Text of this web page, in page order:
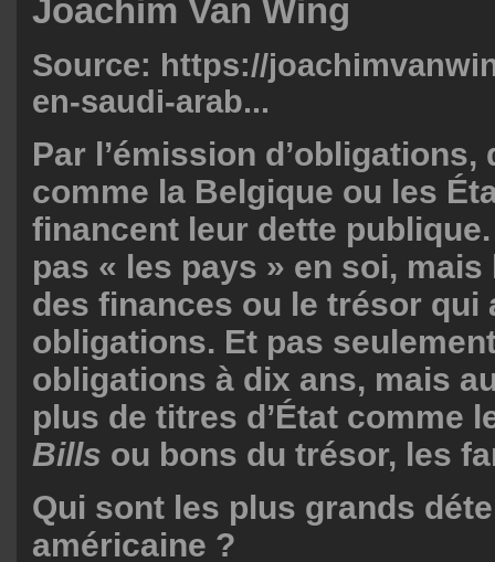
Joachim Van Wing
Source: https://
en-saudi-arab...
Par l’émission d’obligations,
comme la Belgique ou les
financent leur dette
pas « les pays » en soi,
des finances ou le trésor qui
obligations. Et pas
obligations à dix ans, mais
plus de titres d’État comme
Bills ou bons du trésor, les
Qui sont les plus grands
américaine ?